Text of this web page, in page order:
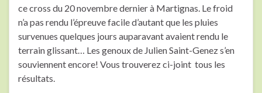
ce cross du 20 novembre dernier à Martignas. Le froid
n’a pas rendu l’épreuve facile d’autant que les pluies
survenues quelques jours auparavant avaient rendu le
terrain glissant… Les genoux de Julien Saint-Genez s’en
souviennent encore! Vous trouverez ci-joint tous les
résultats.